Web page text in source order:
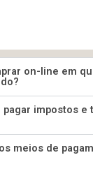
on-line em
impostos e
meios de